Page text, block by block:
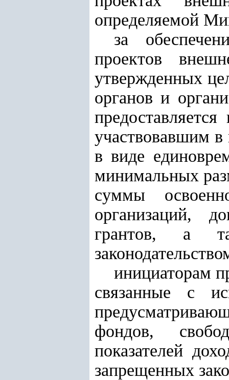
определяемой
за
проектов
утвержденных
органов и
участвовавшим
в виде
минимальных
суммы
организаций,
грантов, а
инициаторам
связанные с
фондов,
показателей
запрещенных